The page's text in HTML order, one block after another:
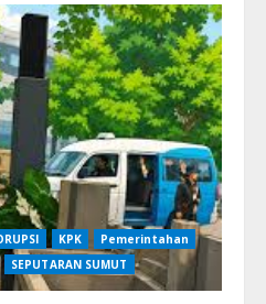
KPK
Pemerintahan
SEPUTARAN SUMUT